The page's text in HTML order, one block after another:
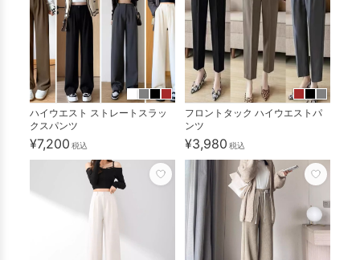
ハイウエスト ストレートスラッ
クスパンツ
¥7,200 税込
フロントタック ハイウエストパ
ンツ
¥3,980 税込